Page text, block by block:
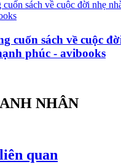
cuốn sách về cuộc
phúc - avibooks
NHÂN
quan